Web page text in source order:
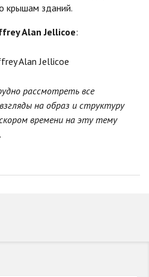
крышам зданий.
Alan Jellicoe:
рассмотреть все
на образ и структуру
времени на эту тему